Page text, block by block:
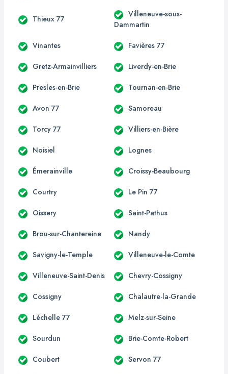
Thieux 77
Villeneuve-sous-
Dammartin
Vinantes Favières 77
Gretz-Armainvilliers Liverdy-en-Brie
Presles-en-Brie Tournan-en-Brie
Avon 77 Samoreau
Torcy 77 Villiers-en-Bière
Noisiel Lognes
Émerainville Croissy-Beaubourg
Courtry Le Pin 77
Oissery Saint-Pathus
Brou-sur-Chantereine Nandy
Savigny-le-Temple Villeneuve-le-Comte
Villeneuve-Saint-Denis Chevry-Cossigny
Cossigny Chalautre-la-Grande
Léchelle 77 Melz-sur-Seine
Sourdun Brie-Comte-Robert
Coubert Servon 77